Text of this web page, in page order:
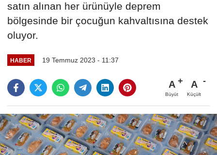
satın alınan her ürünüyle deprem
bölgesinde bir çocuğun kahvaltısına destek
oluyor.
HABER 19 Temmuz 2023 - 11:37
A
Büyüt
A
Küçült